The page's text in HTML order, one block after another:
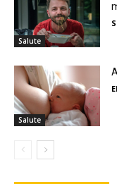
Salute
Salute